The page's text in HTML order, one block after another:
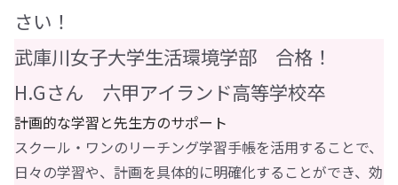
さい！
武庫川女子大学生活環境学部 合格！
H.Gさん 六甲アイランド高等学校卒
計画的な学習と先生方のサポート
スクール・ワンのリーチング学習手帳を活用することで、
日々の学習や、計画を具体的に明確化することができ、効